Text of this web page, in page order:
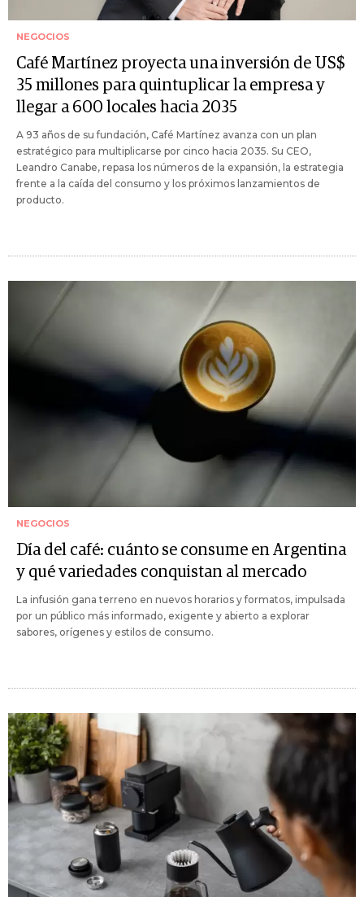
NEGOCIOS
Café Martínez proyecta una inversión de US$
35 millones para quintuplicar la empresa y
llegar a 600 locales hacia 2035
A 93 años de su fundación, Café Martínez avanza con un plan
estratégico para multiplicarse por cinco hacia 2035. Su CEO,
Leandro Canabe, repasa los números de la expansión, la estrategia
frente a la caída del consumo y los próximos lanzamientos de
producto.
NEGOCIOS
Día del café: cuánto se consume en Argentina
y qué variedades conquistan al mercado
La infusión gana terreno en nuevos horarios y formatos, impulsada
por un público más informado, exigente y abierto a explorar
sabores, orígenes y estilos de consumo.